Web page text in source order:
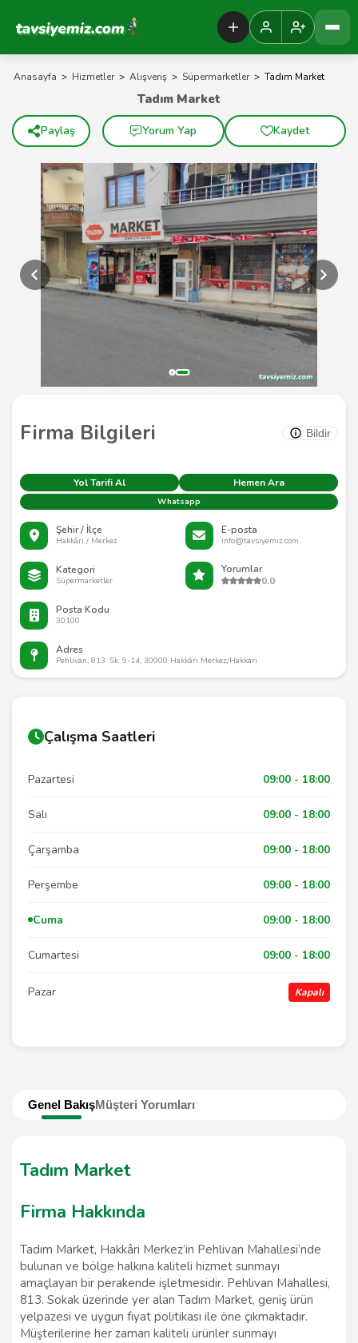
Tavsiyemiz Anasayfa
Anasayfa > Hizmetler > Alışveriş > Süpermarketler > Tadım Market
Firma Bilgileri Bildir
Yol Tarifi Al Hemen Ara
Whatsapp
Şehir / İlçe
Hakkâri / Merkez
E-posta
info@tavsiyemiz.com
Kategori
Süpermarketler
Yorumlar
0.0
Posta Kodu
30100
Adres
Pehlivan, 813. Sk. 9-14, 30000 Hakkâri Merkez/Hakkari
Tadım Market
Paylaş Yorum Yap Kaydet
Genel BakışMüşteri Yorumları
Tadım Market
Firma Hakkında
Tadım Market, Hakkâri Merkez’in Pehlivan Mahallesi’nde
bulunan ve bölge halkına kaliteli hizmet sunmayı
amaçlayan bir perakende işletmesidir. Pehlivan Mahallesi,
813. Sokak üzerinde yer alan Tadım Market, geniş ürün
yelpazesi ve uygun fiyat politikası ile öne çıkmaktadır.
Müşterilerine her zaman kaliteli ürünler sunmayı
Çalışma Saatleri
Pazartesi 09:00 - 18:00
Salı 09:00 - 18:00
Çarşamba 09:00 - 18:00
Perşembe 09:00 - 18:00
Cuma 09:00 - 18:00
Cumartesi 09:00 - 18:00
Pazar Kapalı